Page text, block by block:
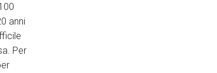
anni
Per